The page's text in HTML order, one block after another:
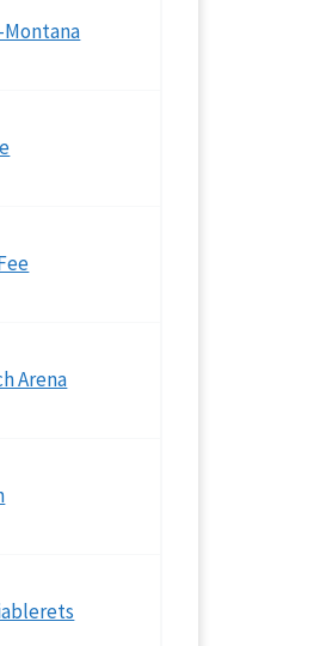
Montana
Arena